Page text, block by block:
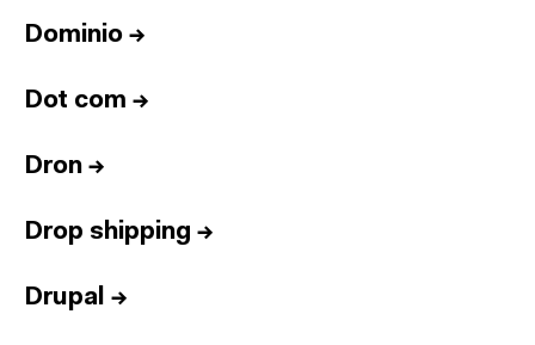
Dominio →
Dot com →
Dron →
Drop shipping →
Drupal →